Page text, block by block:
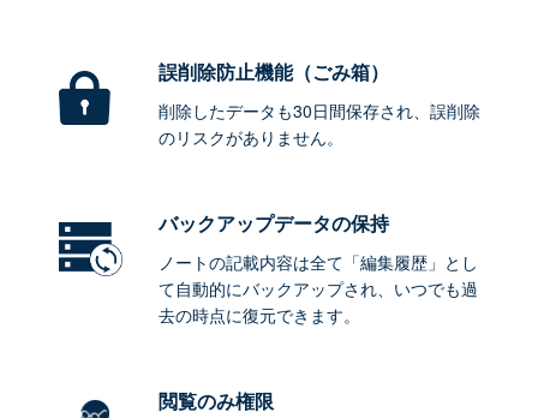
誤削除防止機能（ごみ箱）
削除したデータも30日間保存され、誤削除
のリスクがありません。
バックアップデータの保持
ノートの記載内容は全て「編集履歴」とし
て自動的にバックアップされ、いつでも過
去の時点に復元できます。
閲覧のみ権限